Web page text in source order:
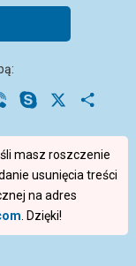
Viber Skype
masz roszczenie
usunięcia treści
na adres
. Dzięki!